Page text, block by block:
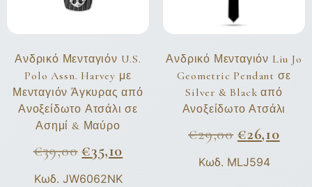
Ανδρικό Μενταγιόν U.S.
Polo Assn. Harvey με
Μενταγιόν Άγκυρας από
Ανοξείδωτο Ατσάλι σε
Ασημί & Μαύρο
€39,00 €35,10
Κωδ. JW6062NK
Ανδρικό Μενταγιόν Liu Jo
Geometric Pendant σε
Silver & Black από
Ανοξείδωτο Ατσάλι
€29,00 €26,10
Κωδ. MLJ594